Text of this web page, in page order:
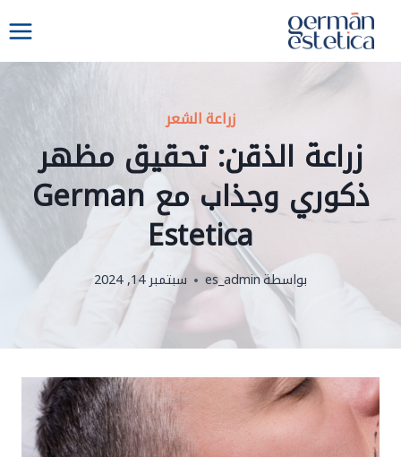
التجاوز
المحتوى
زراعة الشعر
زراعة الذقن: تحقيق مظهر
ذكوري وجذاب مع German
Estetica
بواسطةes_admin سبتمبر 14, 2024